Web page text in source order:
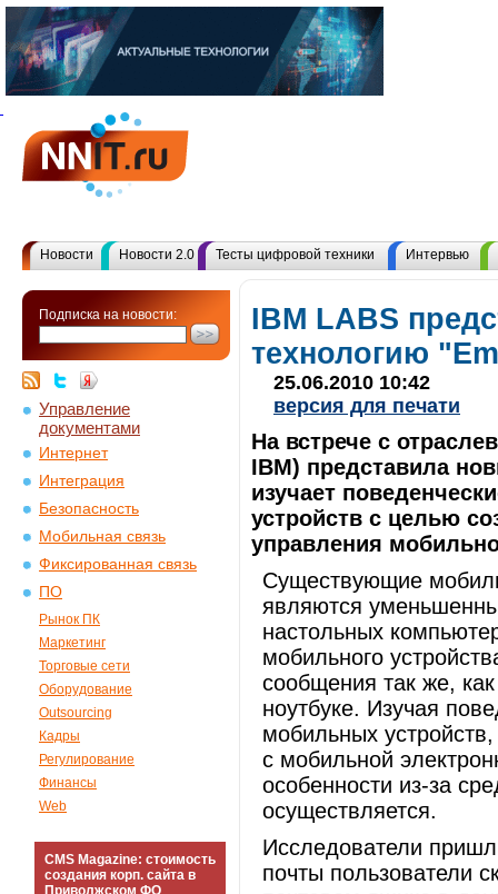
Новости Новости 2.0 Тесты цифровой техники Интервью
Подписка на новости:
Управление
документами
Интернет
Интеграция
Безопасность
Мобильная связь
Фиксированная связь
ПО
Рынок ПК
Маркетинг
Торговые сети
Оборудование
Outsourcing
Кадры
Регулирование
Финансы
Web
CMS Magazine: стоимость
создания корп. сайта в
Приволжском ФО
IBM LABS
технологию
25.06.2010 10:42
версия для печати
На встрече с
IBM) представила
изучает
устройств с целью
управления
Существующие
являются
настольных
мобильного
сообщения так же,
ноутбуке. Изучая
мобильных
с мобильной
особенности из-за
осуществляется.
Исследователи
почты пользователи